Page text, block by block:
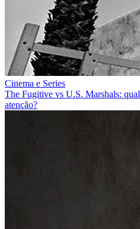
Cinema e Series
The Fugitive vs U.S. Marshals:
atenção?